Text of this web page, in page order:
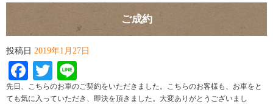
ご成約
投稿日 2019年1月27日
Facebook
Twitter
先日、こちらのお車のご契約をいただきました。こちらのお客様も、お車をと
ても気に入っていただき、即決を頂きました。大変ありがとうございまし